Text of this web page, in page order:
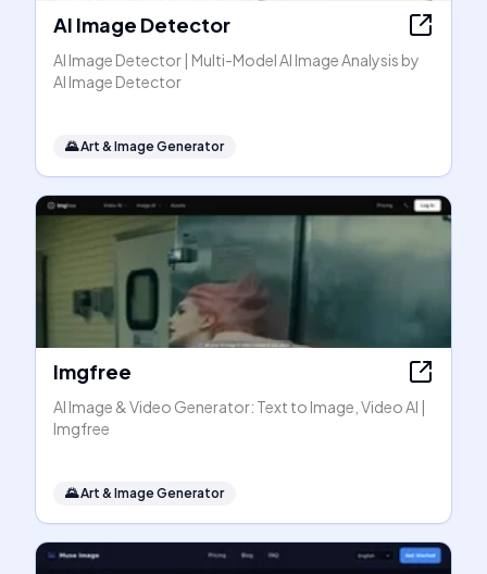
AI Image Detector
AI Image Detector | Multi-Model AI Image Analysis by
AI Image Detector
🌄Art & Image Generator
Imgfree
AI Image & Video Generator: Text to Image, Video AI |
Imgfree
🌄Art & Image Generator